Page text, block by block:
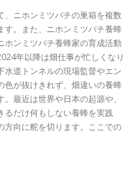
ニホンミツバチの巣箱を複数
。また、ニホンミツバチ養蜂
ホンミツバチ養蜂家の育成活動
年以降は畑仕事が忙しくなり
水道トンネルの現場監督やエン
色が抜けきれず、畑違いの養蜂
最近は世界や日本の起源や、
るだけ何もしない養蜂を実践
方向に舵を切ります。ここでの